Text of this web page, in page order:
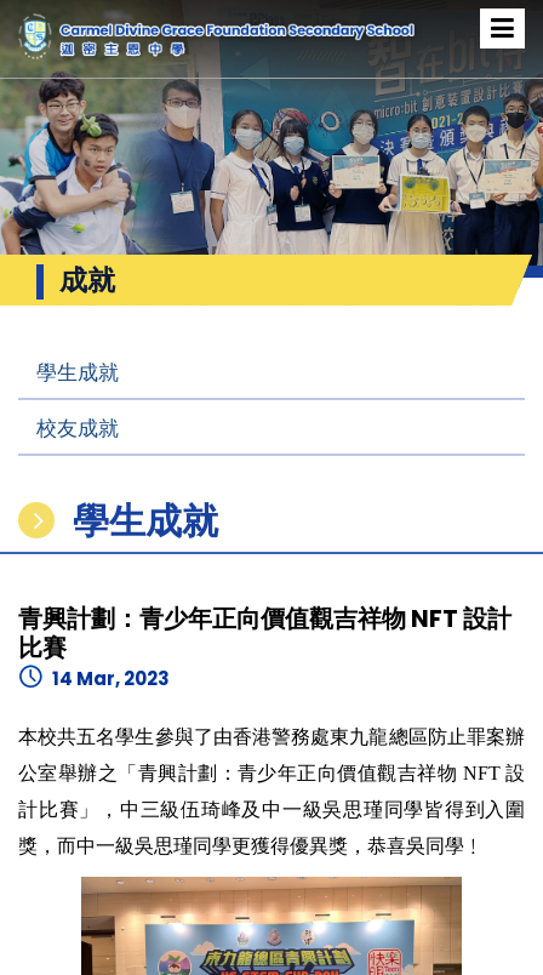
成就
學生成就
校友成就
學生成就
青興計劃：青少年正向價值觀吉祥物 NFT 設計
比賽
14 Mar, 2023
本校共五名學生參與了由香港警務處東九龍總區防止罪案辦
公室舉辦之「青興計劃：青少年正向價值觀吉祥物 NFT 設
計比賽」，中三級伍琦峰及中一級吳思瑾同學皆得到入圍
獎，而中一級吳思瑾同學更獲得優異獎，恭喜吳同學﹗